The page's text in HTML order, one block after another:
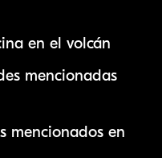
en el volcán
mencionadas
mencionados en